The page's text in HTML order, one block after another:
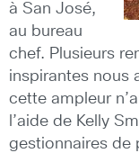
à San José,
au bureau
chef. Plusieurs
inspirantes nous
cette ampleur
l’aide de Kelly
gestionnaires de